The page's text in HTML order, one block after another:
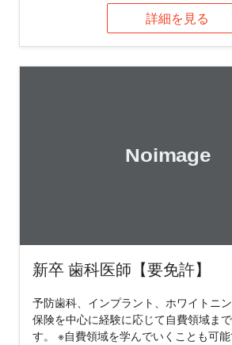
詳細を見る
新卒 歯科医師【要免許】
予防歯科、インプラント、ホワイトニ
保険を中心に経験に応じて自費領域ま
す。 ※自費領域を学んでいくことも可能